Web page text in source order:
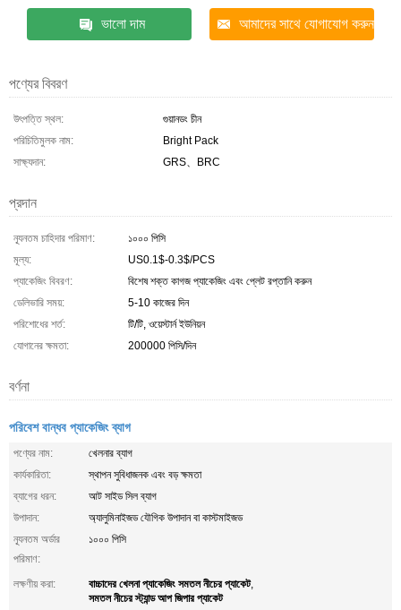
ভালো দাম আমাদের সাথে যোগাযোগ করুন
পণ্যের বিবরণ
উৎপত্তি স্থল:
গুয়ানডং চীন
পরিচিতিমুলক নাম:
Bright Pack
সাক্ষ্যদান:
GRS、BRC
প্রদান
ন্যূনতম চাহিদার পরিমাণ:
১০০০ পিসি
মূল্য:
US0.1$-0.3$/PCS
প্যাকেজিং বিবরণ:
বিশেষ শক্ত কাগজ প্যাকেজিং এবং প্লেট রপ্তানি করুন
ডেলিভারি সময়:
5-10 কাজের দিন
পরিশোধের শর্ত:
টি/টি, ওয়েস্টার্ন ইউনিয়ন
যোগানের ক্ষমতা:
200000 পিসি/দিন
বর্ণনা
পরিবেশ বান্ধব প্যাকেজিং ব্যাগ
পণ্যের নাম:
খেলনার ব্যাগ
কার্যকারিতা:
স্থাপন সুবিধাজনক এবং বড় ক্ষমতা
ব্যাগের ধরন:
আট সাইড সিল ব্যাগ
উপাদান:
অ্যালুমিনাইজড যৌগিক উপাদান বা কাস্টমাইজড
ন্যূনতম অর্ডার
পরিমাণ:
১০০০ পিসি
লক্ষণীয় করা: বাচ্চাদের খেলনা প্যাকেজিং সমতল নীচের প্যাকেট,
সমতল নীচের স্ট্যান্ড আপ জিপার প্যাকেট